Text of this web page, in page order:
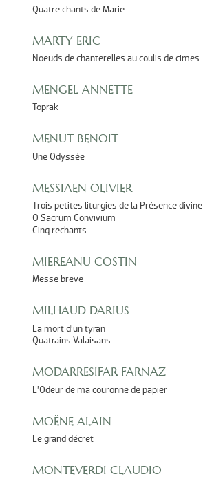
Quatre chants de Marie
MARTY ERIC
Noeuds de chanterelles au coulis de cimes
MENGEL ANNETTE
Toprak
MENUT BENOIT
Une Odyssée
MESSIAEN OLIVIER
Trois petites liturgies de la Présence divine
O Sacrum Convivium
Cinq rechants
MIEREANU COSTIN
Messe breve
MILHAUD DARIUS
La mort d’un tyran
Quatrains Valaisans
MODARRESIFAR FARNAZ
L’Odeur de ma couronne de papier
MOËNE ALAIN
Le grand décret
MONTEVERDI CLAUDIO